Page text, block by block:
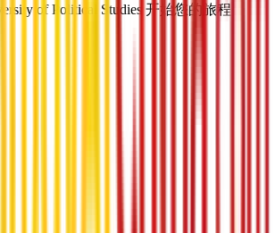
of Political Studies 开始您的旅程